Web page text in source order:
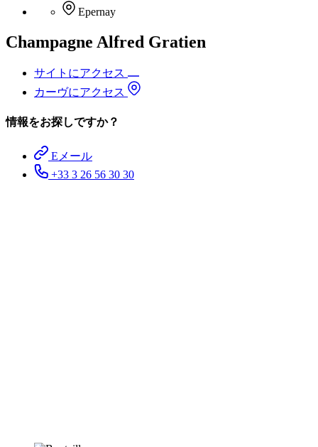
Epernay
Champagne Alfred Gratien
サイトにアクセス
カーヴにアクセス
情報をお探しですか？
Eメール
+33 3 26 56 30 30